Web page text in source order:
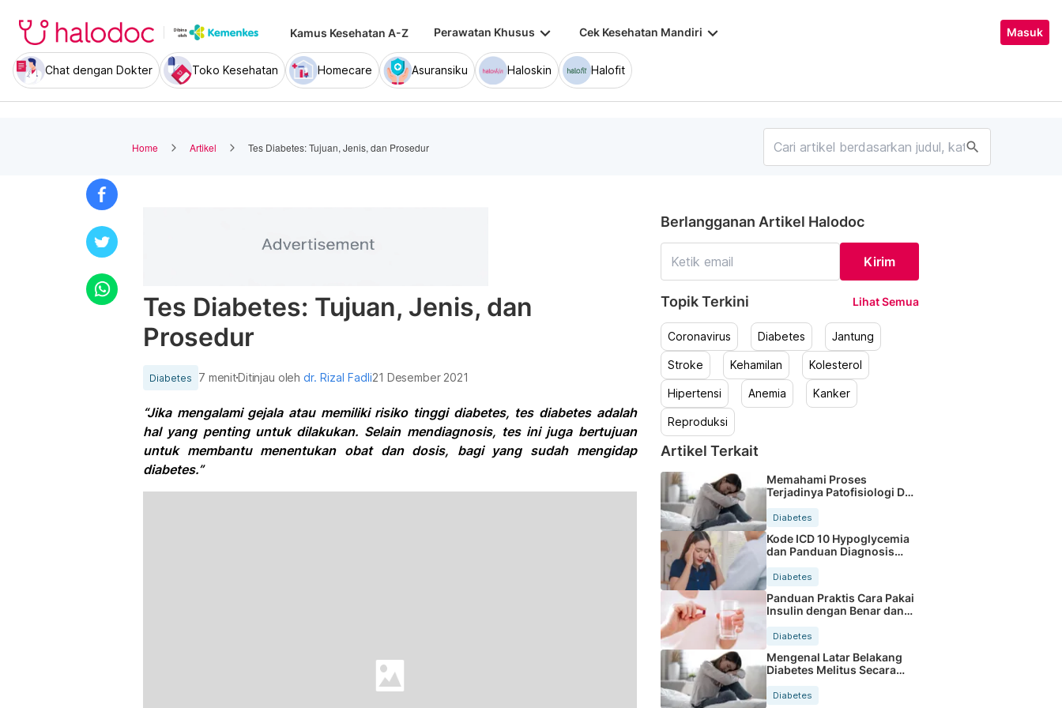
Kamus Kesehatan A-Z Perawatan Khusus keyboard_arrow_down Cek Kesehatan Mandiri keyboard_arrow_down Masuk
Chat dengan Dokter Toko Kesehatan Homecare Asuransiku Haloskin Halofit
Home Artikel Tes Diabetes: Tujuan, Jenis, dan Prosedur search
Tes Diabetes: Tujuan, Jenis, dan
Prosedur
Diabetes 7 menitDitinjau olehdr. Rizal Fadli21 Desember 2021
“Jika mengalami gejala atau memiliki risiko tinggi diabetes, tes diabetes adalah
hal yang penting untuk dilakukan. Selain mendiagnosis, tes ini juga bertujuan
untuk membantu menentukan obat dan dosis, bagi yang sudah mengidap
diabetes.”
Berlangganan Artikel Halodoc
Kirim
Topik Terkini Lihat Semua
Coronavirus Diabetes Jantung
Stroke Kehamilan Kolesterol
Hipertensi Anemia Kanker
Reproduksi
Artikel Terkait
Memahami Proses
Terjadinya Patofisiologi DM
Diabetes
Kode ICD 10 Hypoglycemia
dan Panduan Diagnosis
Medis Lengkap
Diabetes
Panduan Praktis Cara Pakai
Insulin dengan Benar dan
Diabetes
Mengenal Latar Belakang
Diabetes Melitus Secara
Diabetes